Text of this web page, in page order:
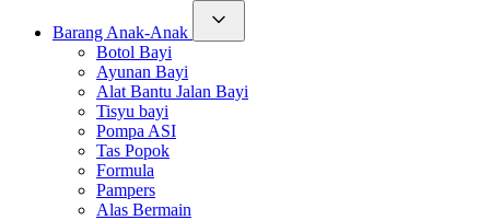
Barang Anak-Anak
Botol Bayi
Ayunan Bayi
Alat Bantu Jalan Bayi
Tisyu bayi
Pompa ASI
Tas Popok
Formula
Pampers
Alas Bermain